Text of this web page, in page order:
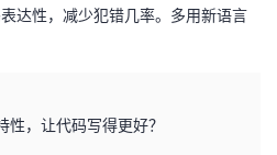
达性，减少犯错几率。多用新语言
性，让代码写得更好？